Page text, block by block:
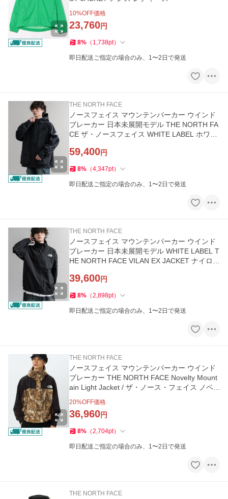
10%OFF価格
23,760円
8% （ 1,738pt）
即日配送ご指定の場合のみ、1〜2日で発送
THE NORTH FACE
ノースフェイス マウンテンパーカー ウインド
ブレーカー 日本未展開モデル THE NORTH FA
CE ザ・ノースフェイス WHITE LABEL ホワイ
59,400円
8% （4,347pt）
即日配送ご指定の場合のみ、1〜2日で発送
THE NORTH FACE
ノースフェイス マウンテンパーカー ウインド
ブレーカー 日本未展開モデル WHITE LABEL T
HE NORTH FACE VILAN EX JACKET ナイロン
39,600円
8% （2,898pt）
即日配送ご指定の場合のみ、1〜2日で発送
THE NORTH FACE
ノースフェイス マウンテンパーカー ウインド
ブレーカー THE NORTH FACE Novelty Mount
ain Light Jacket / ザ・ノース・フェイス ノベ
20%OFF価格
36,960円
8% （2,704pt）
即日配送ご指定の場合のみ、1〜2日で発送
THE NORTH FACE